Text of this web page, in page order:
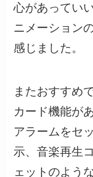
心があってい
ニメーション
感じました。
またおすすめ
カード機能が
アラームをセ
示、音楽再生
ェットのよう